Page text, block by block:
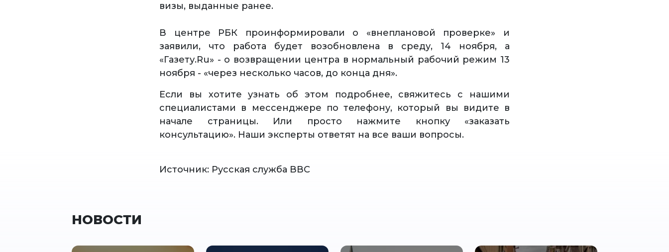
визы, выданные ранее.
В центре РБК проинформировали о «внеплановой проверке» и
заявили, что работа будет возобновлена в среду, 14 ноября, а
«Газету.Ru» - о возвращении центра в нормальный рабочий режим 13
ноября - «через несколько часов, до конца дня».
Если вы хотите узнать об этом подробнее, свяжитесь с нашими
специалистами в мессенджере по телефону, который вы видите в
начале страницы. Или просто нажмите кнопку «заказать
консультацию». Наши эксперты ответят на все ваши вопросы.
Источник: Русская служба ВВС
НОВОСТИ